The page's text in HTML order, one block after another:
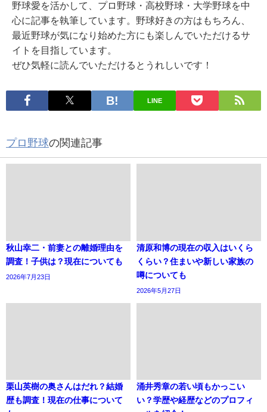
野球愛を活かして、プロ野球・高校野球・大学野球を中
心に記事を執筆しています。野球好きの方はもちろん、
最近野球が気になり始めた方にも楽しんでいただけるサ
イトを目指しています。
ぜひ気軽に読んでいただけるとうれしいです！
LINE
プロ野球の関連記事
秋山幸二・前妻との離婚理由を
調査！子供は？現在についても
2026年7月23日
清原和博の現在の収入はいくら
くらい？住まいや新しい家族の
噂についても
2026年5月27日
栗山英樹の奥さんはだれ？結婚
歴も調査！現在の仕事について
涌井秀章の若い頃もかっこい
い？学歴や経歴などのプロフィ